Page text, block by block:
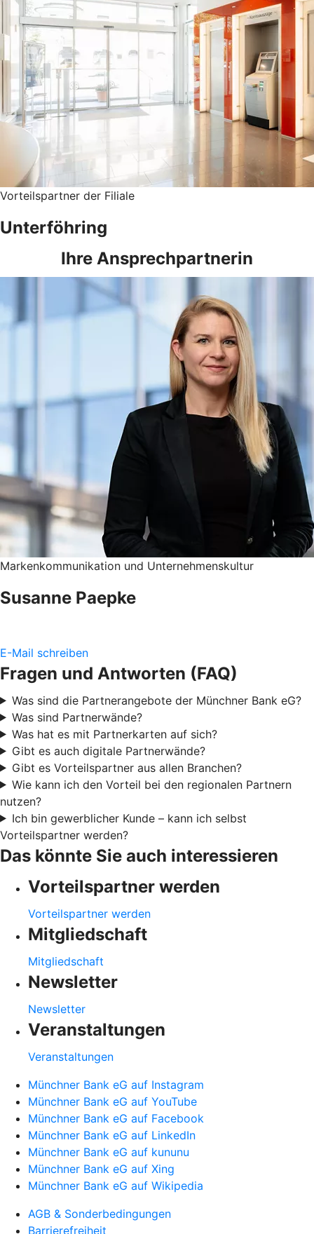
Vorteilspartner der Filiale
Unterföhring
Ihre Ansprechpartnerin
Markenkommunikation und Unternehmenskultur
Susanne Paepke
E-Mail schreiben
Fragen und Antworten (FAQ)
Was sind die Partnerangebote der Münchner Bank eG?
Was sind Partnerwände?
Was hat es mit Partnerkarten auf sich?
Gibt es auch digitale Partnerwände?
Gibt es Vorteilspartner aus allen Branchen?
Wie kann ich den Vorteil bei den regionalen Partnern
nutzen?
Ich bin gewerblicher Kunde – kann ich selbst
Vorteilspartner werden?
Das könnte Sie auch interessieren
Vorteilspartner werden
Vorteilspartner werden
Mitgliedschaft
Mitgliedschaft
Newsletter
Newsletter
Veranstaltungen
Veranstaltungen
Münchner Bank eG auf Instagram
Münchner Bank eG auf YouTube
Münchner Bank eG auf Facebook
Münchner Bank eG auf LinkedIn
Münchner Bank eG auf kununu
Münchner Bank eG auf Xing
Münchner Bank eG auf Wikipedia
AGB & Sonderbedingungen
Barrierefreiheit